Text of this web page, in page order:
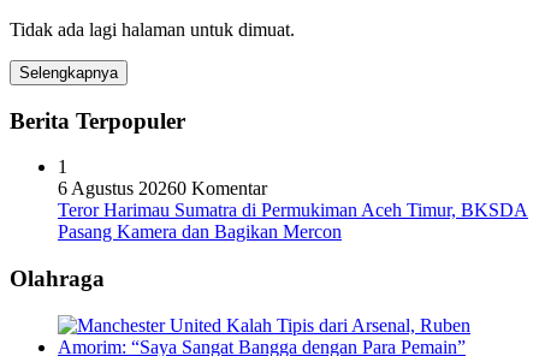
Tidak ada lagi halaman untuk dimuat.
Selengkapnya
Berita Terpopuler
1
6 Agustus 20260 Komentar
Teror Harimau Sumatra di Permukiman Aceh Timur, BKSDA
Pasang Kamera dan Bagikan Mercon
Olahraga